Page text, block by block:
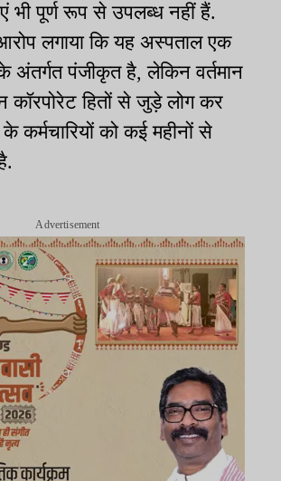
भी पूर्ण रूप से उपलब्ध नहीं हैं.
आरोप लगाया कि यह अस्पताल एक
अंतर्गत पंजीकृत है, लेकिन वर्तमान
कॉरपोरेट हितों से जुड़े लोग कर
कर्मचारियों को कई महीनों से
Advertisement